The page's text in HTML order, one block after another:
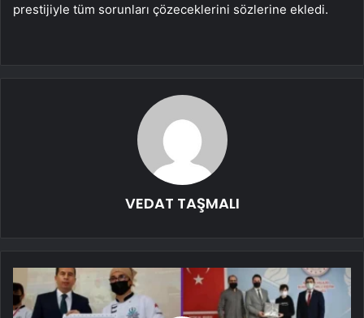
prestijiyle tüm sorunları çözeceklerini sözlerine ekledi.
VEDAT TAŞMALI